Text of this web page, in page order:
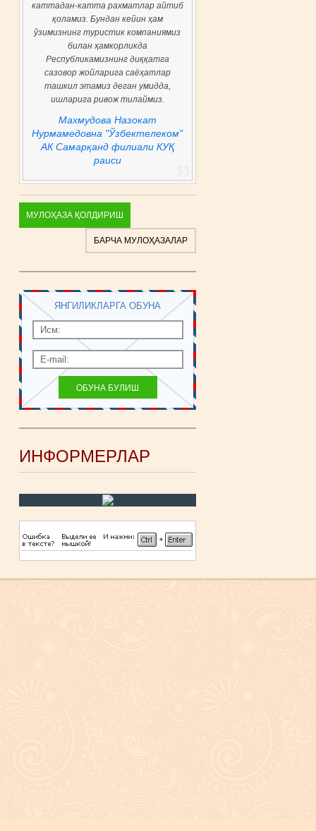
каттадан-катта рахматлар айтиб
қоламиз. Бундан кейин ҳам
ўзимизнинг туристик компаниямиз
билан ҳамкорликда
Республикамизнинг диққатга
сазовор жойларига саёҳатлар
ташкил этамиз деган умидда,
ишларига ривож тилаймиз.
Махмудова Назокат
Нурмамедовна "Ўзбектелеком"
АК Самарқанд филиали КУҚ
раиси
МУЛОҲАЗА ҚОЛДИРИШ
БАРЧА МУЛОҲАЗАЛАР
ЯНГИЛИКЛАРГА ОБУНА
ИНФОРМЕРЛАР